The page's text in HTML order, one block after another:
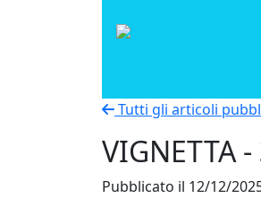
Tutti gli articoli
VIGNETTA -
Pubblicato il 12/12/